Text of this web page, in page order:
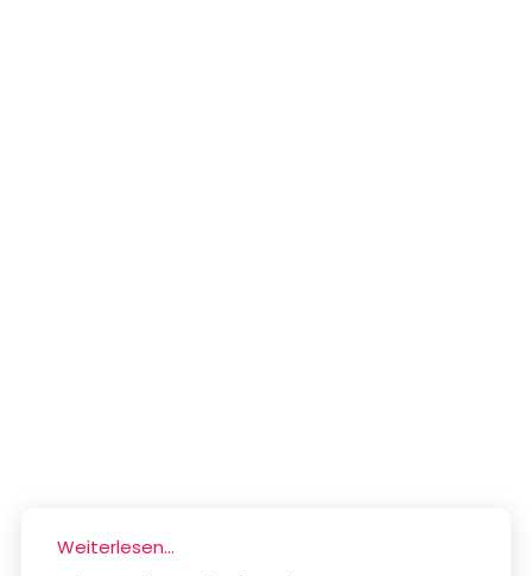
Weiterlesen...